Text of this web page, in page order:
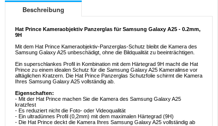
Beschreibung
Hat Prince Kameraobjektiv Panzerglas für Samsung Galaxy A25 - 0.2mm,
9H
Mit dem Hat Prince Kameraobjektiv-Panzerglas-Schutz bleibt die Kamera des
Samsung Galaxy A25 unbeschädigt, ohne die Bildqualität zu beeinträchtigen.
Ein superschlankes Profil in Kombination mit dem Härtegrad 9H macht die Hat
Prince zu einem idealen Schutz für die Samsung Galaxy A25 Kameralinse vor
alltäglichen Kratzern. Die Hat Prince Panzerglas Schutzfolie schirmt die Kamera
Ihres Samsung Galaxy A25 vollständig ab.
Eigenschaften:
- Mit der Hat Prince machen Sie die Kamera des Samsung Galaxy A25
kratzfest
- Es reduziert nicht die Foto- oder Videoqualität
- Ein ultradünnes Profil (0,2mm) mit dem maximalen Härtegrad (9H)
- Die Hat Prince deckt die Kamera Ihres Samsung Galaxy A25 vollständig ab